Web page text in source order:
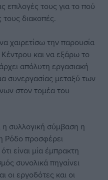
επιλογές τους για το πού
τους διακοπές.
χαιρετίσω την παρουσία
και να εξάρω το
απόλυτη εργασιακή
συνεργασίας μεταξύ των
στον τομέα του
η συλλογική σύμβαση η
Ρόδο προσφέρει
είναι μία έμπρακτη
συνολικά πηγαίνει
οι εργοδότες και οι